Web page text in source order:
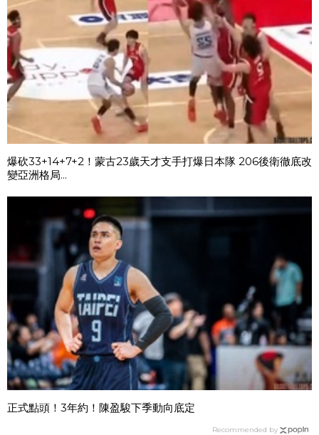
爆砍33+14+7+2！蒙古23歲天才支手打爆日本隊 206後衛徹底改
變亞洲格局...
正式點頭！3年約！陳盈駿下季動向底定
Recommended by